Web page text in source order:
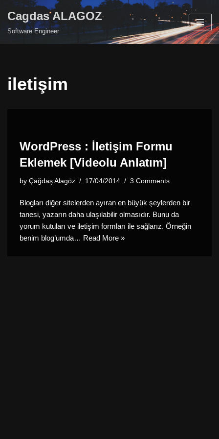
Skip
Cagdas ALAGOZ
Software Engineer
iletişim
WordPress : İletişim Formu
Eklemek [Videolu Anlatım]
by Çağdaş Alagöz 17/04/2014 3 Comments
Blogları diğer sitelerden ayıran en büyük şeylerden bir
tanesi, yazarın daha ulaşılabilir olmasıdır. Bunu da
yorum kutuları ve iletişim formları ile sağlarız. Örneğin
benim blog’umda… Read More »